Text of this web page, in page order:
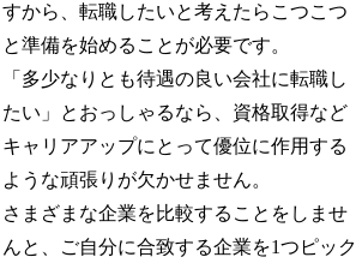
すから、転職したいと考えたらこつこつ
と準備を始めることが必要です。
「多少なりとも待遇の良い会社に転職し
たい」とおっしゃるなら、資格取得など
キャリアアップにとって優位に作用する
ような頑張りが欠かせません。
さまざまな企業を比較することをしませ
んと、ご自分に合致する企業を1つピック